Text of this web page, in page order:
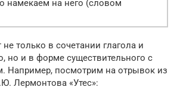
намекаем на него (словом
только в сочетании глагола и
но и в форме существительного с
Например, посмотрим на отрывок из
Лермонтова «Утес»: